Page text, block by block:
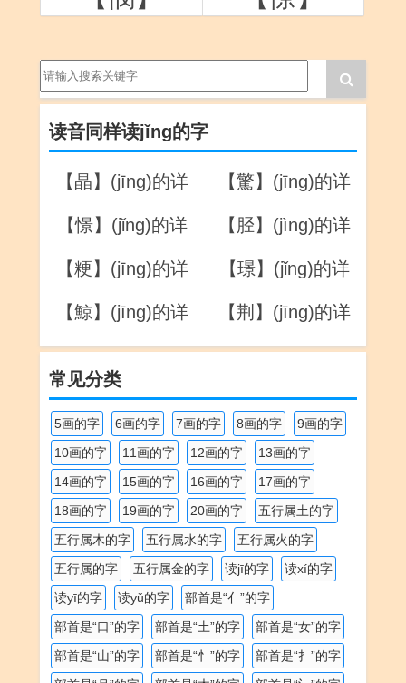
读音同样读jǐng的字
【晶】(jīng)的详
【驚】(jīng)的详
【憬】(jǐng)的详
【胫】(jìng)的详
【粳】(jīng)的详
【璟】(jǐng)的详
【鯨】(jīng)的详
【荆】(jīng)的详
常见分类
5画的字 6画的字 7画的字 8画的字
9画的字
10画的字
11画的字 12画的字
13画的字
14画的字
15画的字 16画的字
17画的字
18画的字
19画的字 20画的字
五行属土的字
五行属木的字
五行属水的字
五行属火的字
五行属的字
五行属金的字 读jī的字
读xí的字
读yī的字
读yǔ的字
部首是“亻”的字
部首是“口”的字
部首是“土”的字
部首是“女”的字
部首是“山”的字
部首是“忄”的字
部首是“扌”的字